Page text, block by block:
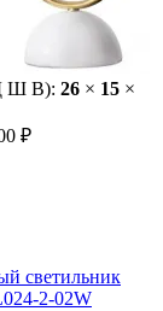
Ш В): 26 × 15 ×
₽
светильник
2-02W